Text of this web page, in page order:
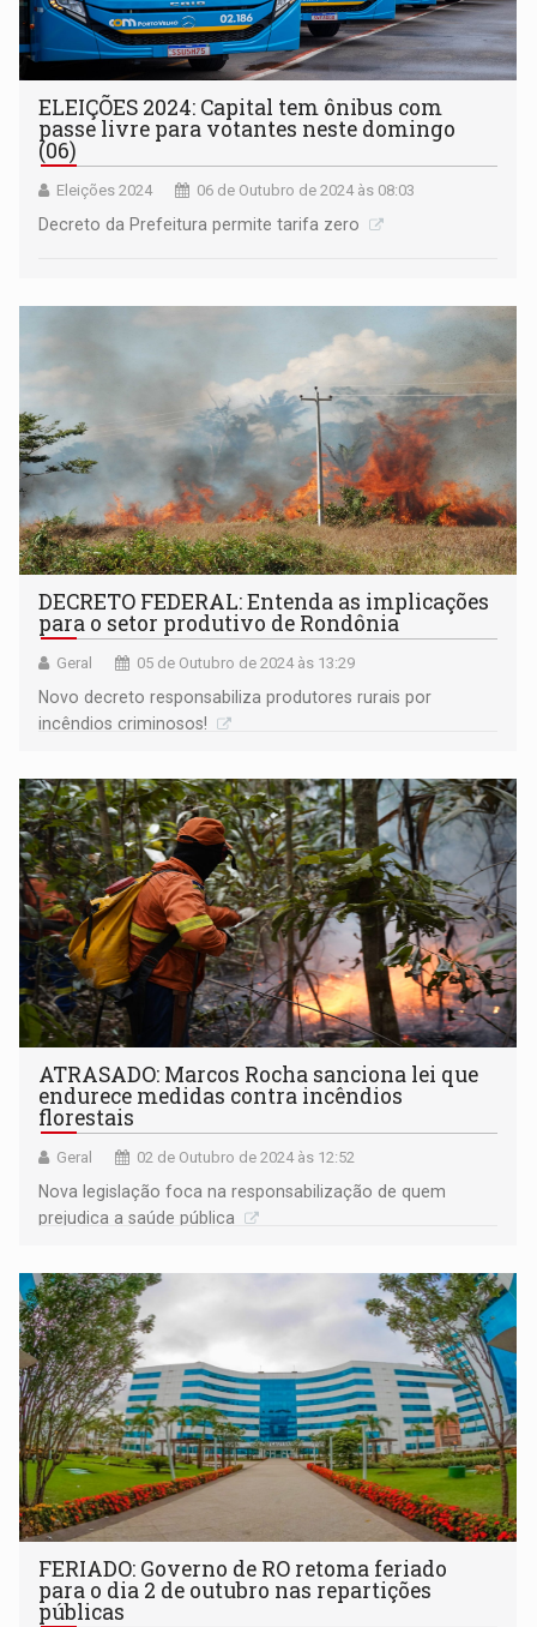
ELEIÇÕES 2024: Capital tem ônibus com
passe livre para votantes neste domingo
(06)
Eleições 2024 06 de Outubro de 2024 às 08:03
Decreto da Prefeitura permite tarifa zero
DECRETO FEDERAL: Entenda as implicações
para o setor produtivo de Rondônia
Geral 05 de Outubro de 2024 às 13:29
Novo decreto responsabiliza produtores rurais por
incêndios criminosos!
ATRASADO: Marcos Rocha sanciona lei que
endurece medidas contra incêndios
florestais
Geral 02 de Outubro de 2024 às 12:52
Nova legislação foca na responsabilização de quem
prejudica a saúde pública
FERIADO: Governo de RO retoma feriado
para o dia 2 de outubro nas repartições
públicas